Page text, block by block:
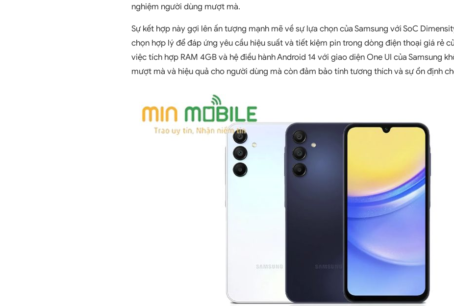
nghiệm người dùng mượt mà.
Sự kết hợp này gợi lên ấn tượng mạnh mẽ về sự lựa chọn của Samsung với SoC
chọn hợp lý để đáp ứng yêu cầu hiệu suất và tiết kiệm pin trong dòng điện thoại giá rẻ
việc tích hợp RAM 4GB và hệ điều hành Android 14 với giao diện One UI của Samsung
mượt mà và hiệu quả cho người dùng mà còn đảm bảo tính tương thích và sự ổn định